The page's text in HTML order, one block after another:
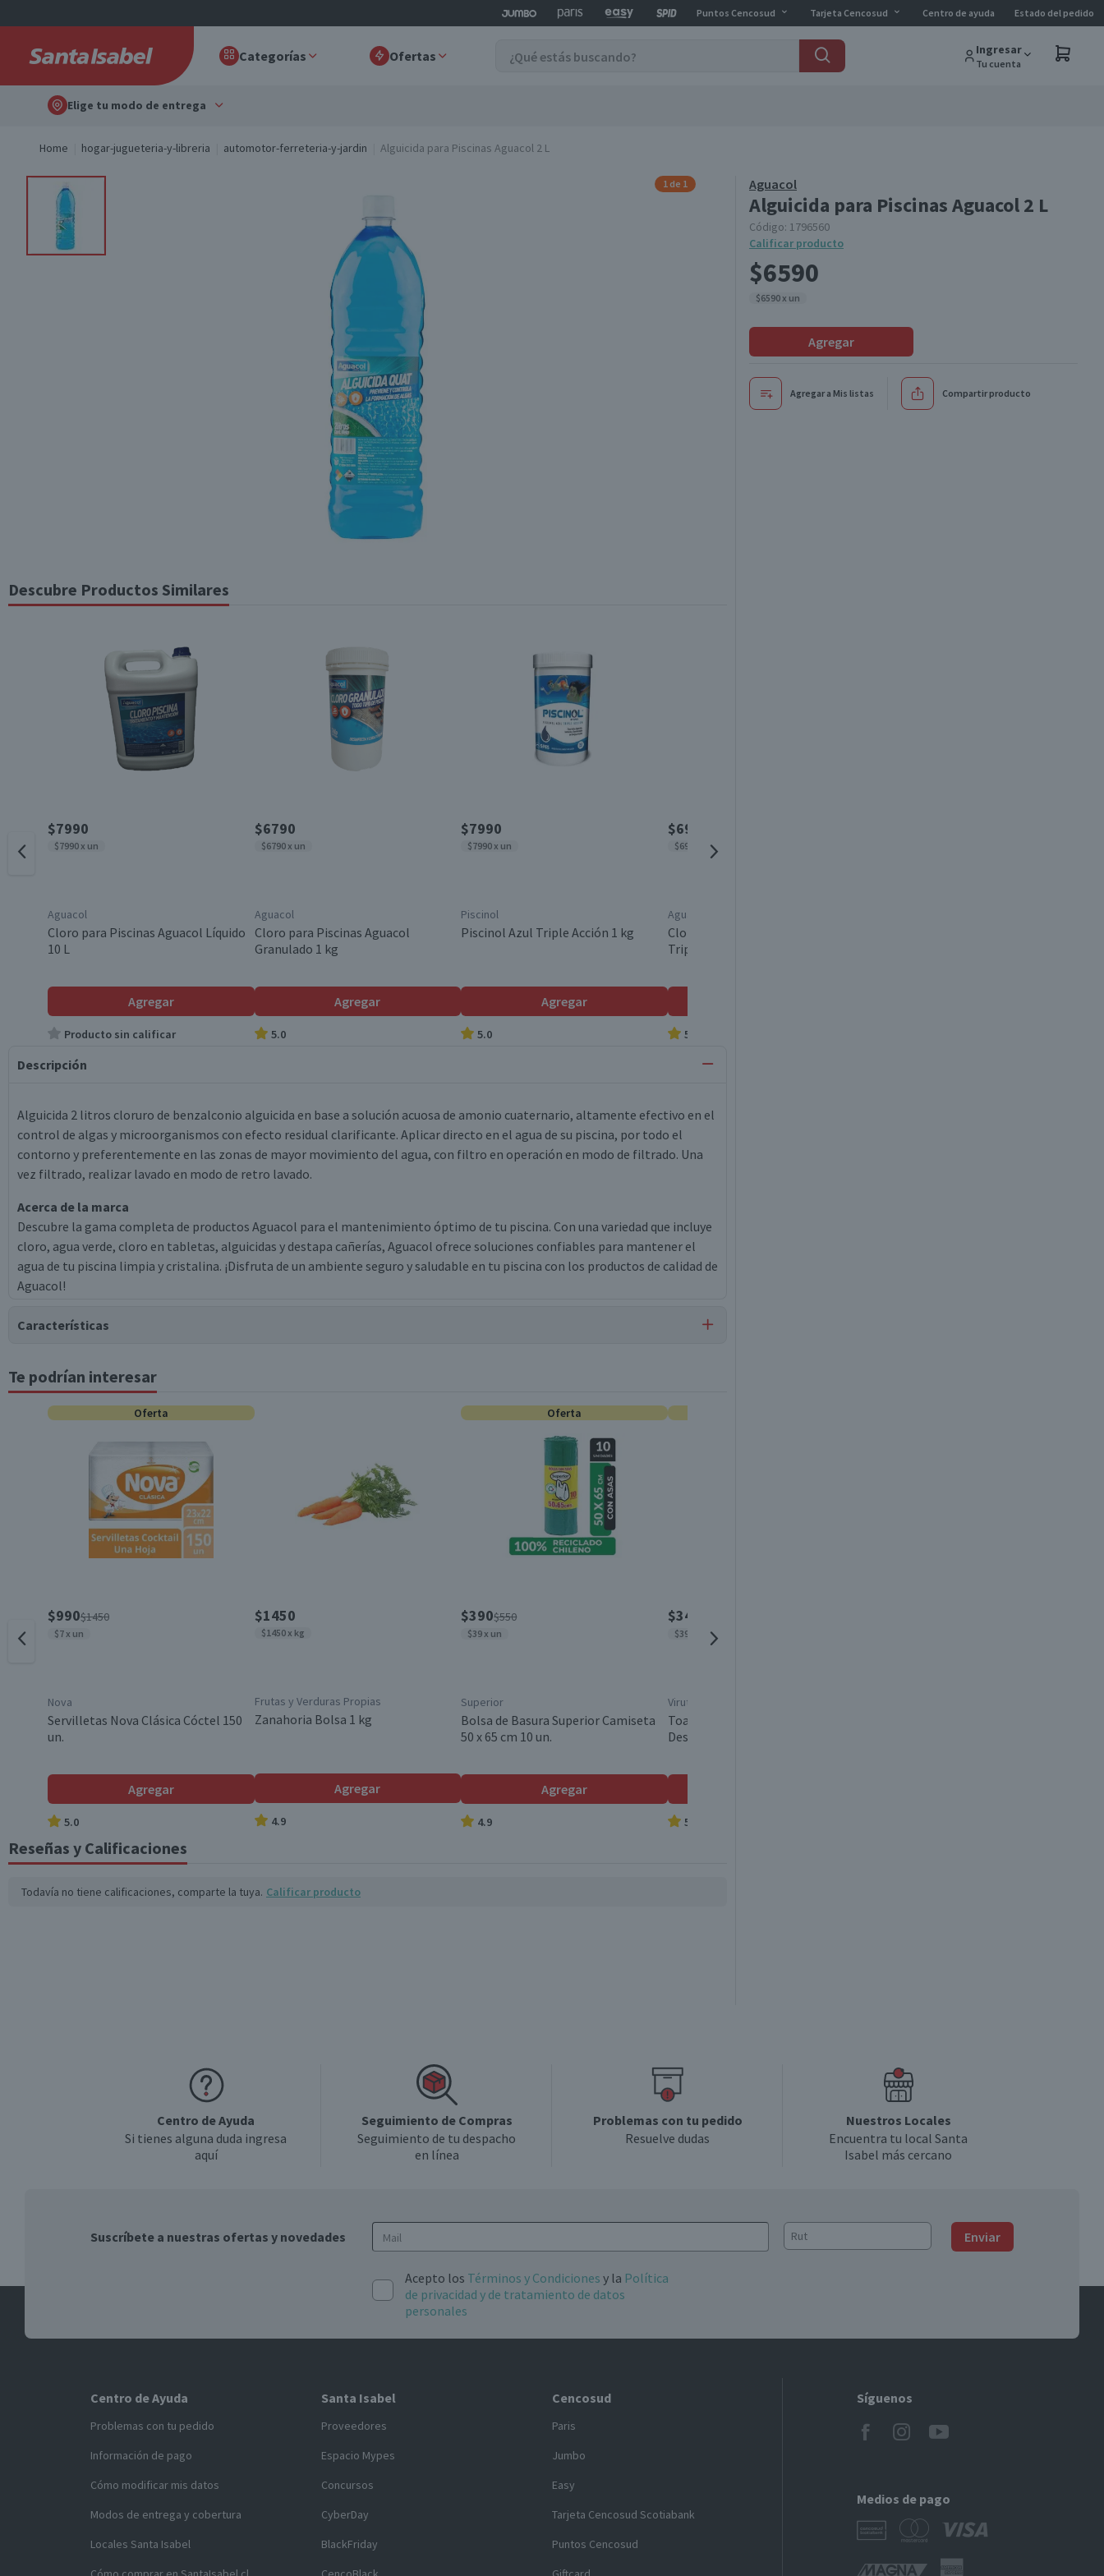
Puntos Cencosud Tarjeta Cencosud Centro de ayuda Estado del pedido
Categorías Ofertas Ingresar
Tu cuenta
Elige tu modo de entrega
Home hogar-jugueteria-y-libreria automotor-ferreteria-y-jardin Alguicida para Piscinas Aguacol 2 L
Aguacol
Alguicida para Piscinas Aguacol 2 L
Código: 1796560
Calificar producto
$6590
$6590 x un
Agregar
Agregar a Mis listas Compartir producto
1 de 1
Descubre Productos Similares
$7990
$7990 x un
Aguacol
Cloro para Piscinas Aguacol Líquido
10 L
Agregar
Producto sin calificar
$6790
$6790 x un
Aguacol
Cloro para Piscinas Aguacol
Granulado 1 kg
Agregar
5.0
$7990
$7990 x un
Piscinol
Piscinol Azul Triple Acción 1 kg
Agregar
5.0
$6990
$6990 x un
Aguacol
Cloro para Piscinas Aguacol Tableta
Triple Acción 1 kg
5.0
Descripción
Alguicida 2 litros cloruro de benzalconio alguicida en base a solución acuosa de amonio cuaternario, altamente efectivo en el
control de algas y microorganismos con efecto residual clarificante. Aplicar directo en el agua de su piscina, por todo el
contorno y preferentemente en las zonas de mayor movimiento del agua, con filtro en operación en modo de filtrado. Una
vez filtrado, realizar lavado en modo de retro lavado.
Acerca de la marca
Descubre la gama completa de productos Aguacol para el mantenimiento óptimo de tu piscina. Con una variedad que incluye
cloro, agua verde, cloro en tabletas, alguicidas y destapa cañerías, Aguacol ofrece soluciones confiables para mantener el
agua de tu piscina limpia y cristalina. ¡Disfruta de un ambiente seguro y saludable en tu piscina con los productos de calidad de
Aguacol!
Características
Tipo de Producto
Mantención Piscinas
Garantía Mínima Legal 6 meses, a partir de la entrega del producto
Te podrían interesar
Oferta
$990$1450
$7 x un
Nova
Servilletas Nova Clásica Cóctel 150
un.
Agregar
5.0
$1450
$1450 x kg
Frutas y Verduras Propias
Zanahoria Bolsa 1 kg
Agregar
4.9
Oferta
$390$550
$39 x un
Superior
Bolsa de Basura Superior Camiseta
50 x 65 cm 10 un.
Agregar
4.9
$3490
$39 x un
Virutex
Toallas Húmedas Virutex
Desinfectante Easy Clean 90 un.
5.0
Reseñas y Calificaciones
Todavía no tiene calificaciones, comparte la tuya. Calificar producto
Centro de Ayuda
Si tienes alguna duda ingresa
aquí
Seguimiento de Compras
Seguimiento de tu despacho
en línea
Problemas con tu pedido
Resuelve dudas
Nuestros Locales
Encuentra tu local Santa
Isabel más cercano
Suscríbete a nuestras ofertas y novedades Enviar
Acepto los Términos y Condiciones y la Política
de privacidad y de tratamiento de datos
personales
Centro de Ayuda
Problemas con tu pedido
Información de pago
Cómo modificar mis datos
Modos de entrega y cobertura
Locales Santa Isabel
Santa Isabel
Proveedores
Espacio Mypes
Concursos
CyberDay
BlackFriday
Cencosud
Paris
Jumbo
Easy
Tarjeta Cencosud Scotiabank
Puntos Cencosud
Síguenos
Medios de pago